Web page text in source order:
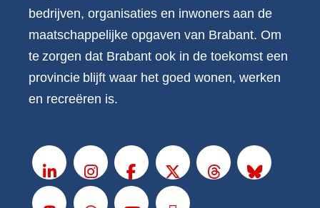
bedrijven, organisaties en inwoners aan de
maatschappelijke opgaven van Brabant. Om
te zorgen dat Brabant ook in de toekomst een
provincie blijft waar het goed wonen, werken
en recreëren is.
LinkedInInstagramFacebook
X